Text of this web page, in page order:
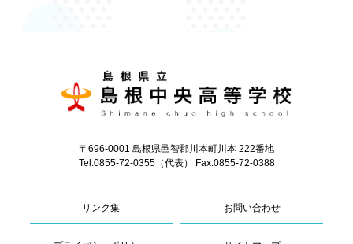
〒696-0001 島根県邑智郡川本町川本 222番地
Tel:0855-72-0355（代表） Fax:0855-72-0388
リンク集 お問い合わせ